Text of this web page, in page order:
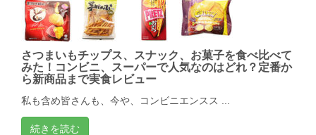
さつまいもチップス、スナック、お菓子を食べ比べて
みた！コンビニ、スーパーで人気なのはどれ？定番か
ら新商品まで実食レビュー
私も含め皆さんも、今や、コンビニエンスス ...
続きを読む